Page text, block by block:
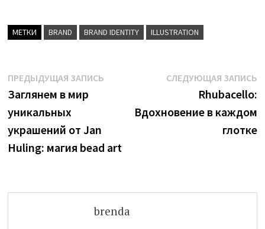
МЕТКИ BRAND BRAND IDENTITY ILLUSTRATION
Навигация
по
записям
ПРЕДЫДУЩАЯ ЗАПИСЬ
Заглянем в мир
уникальных
украшений от Jan
Huling: магия bead art
СЛЕДУЮЩАЯ ЗАПИСЬ
Rhubacello:
Вдохновение в каждом
глотке
brenda